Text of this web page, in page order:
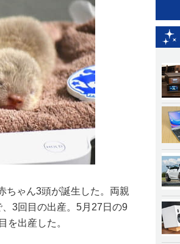
ちゃん3頭が誕生した。両親
3回目の出産。5月27日の9
を出産した。